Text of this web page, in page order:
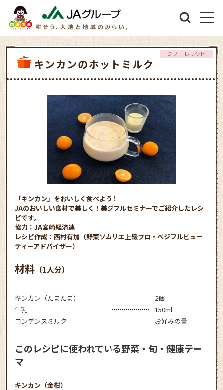
キンカンのホットミルク
ミノーレレシピ
「キンカン」をおいしく食べよう！
JAのおいしい食材で美しく！美ジフルセミナーでご紹介したレシ
ピです。
協力：JA宮崎経済連
レシピ作成：西村有加（野菜ソムリエ上級プロ・べジフルビュー
ティーアドバイザー）
材料 （1人分）
キンカン（たまたま）
2個
牛乳
150ml
コンデンスミルク
お好みの量
このレシピに使われている野菜・旬・健康テー
マ
キンカン（金柑）